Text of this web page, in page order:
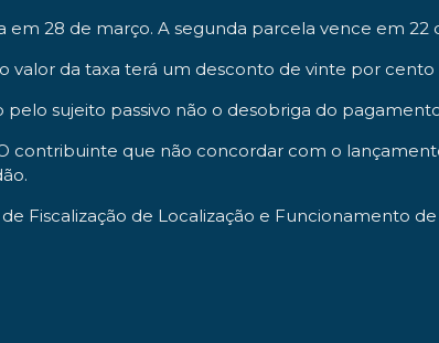
28 de março. A segunda parcela vence em 22
valor da taxa terá um desconto de vinte por cento
sujeito passivo não o desobriga do
contribuinte que não concordar com o
Fiscalização de Localização e Funcionamento de